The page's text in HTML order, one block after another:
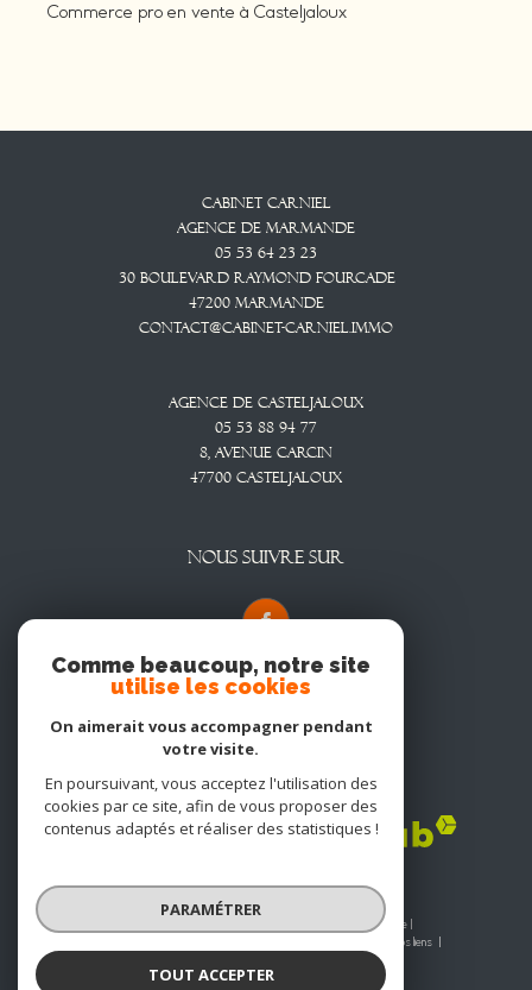
Commerce pro en vente à Casteljaloux
Cabinet CARNIEL
Agence De Marmande
05 53 64 23 23
30 Boulevard Raymond Fourcade
47200
Marmande
contact@cabinet-carniel.immo
Agence De Casteljaloux
05 53 88 94 77
8, Avenue CARCIN
47700
CASTELJALOUX
NOUS SUIVRE SUR
Adhérents
© 2026 | Tous droits réservés | Traduction powered by Google |
Nos liens
Comme beaucoup, notre site
utilise les cookies
On aimerait vous accompagner pendant
votre visite.
En poursuivant, vous acceptez l'utilisation des
cookies par ce site, afin de vous proposer des
contenus adaptés et réaliser des statistiques !
PARAMÉTRER
TOUT ACCEPTER